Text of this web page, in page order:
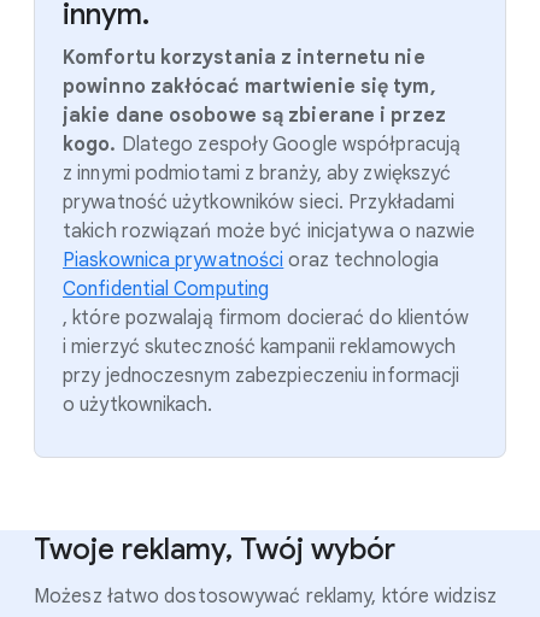
innym.
Komfortu korzystania z internetu nie
powinno zakłócać martwienie się tym,
jakie dane osobowe są zbierane i przez
kogo. Dlatego zespoły Google współpracują
z innymi podmiotami z branży, aby zwiększyć
prywatność użytkowników sieci. Przykładami
takich rozwiązań może być inicjatywa o nazwie
Piaskownica prywatności oraz technologia
Confidential Computing
, które pozwalają firmom docierać do klientów
i mierzyć skuteczność kampanii reklamowych
przy jednoczesnym zabezpieczeniu informacji
o użytkownikach.
Twoje reklamy, Twój wybór
Możesz łatwo dostosowywać reklamy, które widzisz